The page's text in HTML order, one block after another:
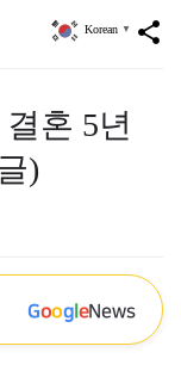
share
Korean ▼
혼 5년
)
GoogleNews